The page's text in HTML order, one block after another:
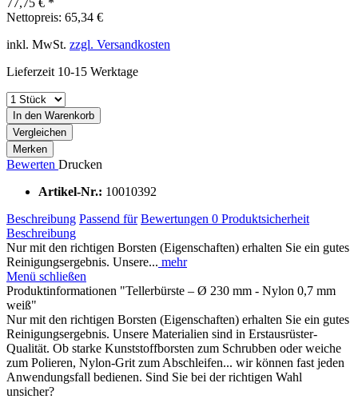
Nettopreis: 65,34 €
inkl. MwSt. zzgl. Versandkosten
Lieferzeit 10-15 Werktage
In den Warenkorb
Vergleichen
Merken
Bewerten Drucken
Artikel-Nr.: 10010392
Beschreibung Passend für Bewertungen 0 Produktsicherheit
Beschreibung
Nur mit den richtigen Borsten (Eigenschaften) erhalten Sie ein gutes
Reinigungsergebnis. Unsere... mehr
Menü schließen
Produktinformationen "Tellerbürste – Ø 230 mm - Nylon 0,7 mm
weiß"
Nur mit den richtigen Borsten (Eigenschaften) erhalten Sie ein gutes
Reinigungsergebnis. Unsere Materialien sind in Erstausrüster-
Qualität. Ob starke Kunststoffborsten zum Schrubben oder weiche
zum Polieren, Nylon-Grit zum Abschleifen... wir können fast jeden
Anwendungsfall bedienen. Sind Sie bei der richtigen Wahl
unsicher?